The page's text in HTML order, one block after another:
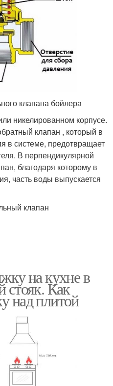
клапана бойлера
никелированном корпусе.
клапан , который в
в системе, предотвращает
В перпендикулярной
благодаря которому в
часть воды выпускается
клапан
на кухне в
стояк. Как
над плитой